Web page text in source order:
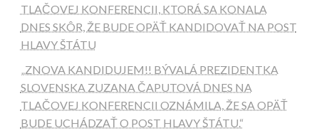
TLAČOVEJ KONFERENCII, KTORÁ SA KONALA
DNES SKÔR, ŽE BUDE OPÄŤ KANDIDOVAŤ NA POST
HLAVY ŠTÁTU
„ZNOVA KANDIDUJEM!! BÝVALÁ PREZIDENTKA
SLOVENSKA ZUZANA ČAPUTOVÁ DNES NA
TLAČOVEJ KONFERENCII OZNÁMILA, ŽE SA OPÄŤ
BUDE UCHÁDZAŤ O POST HLAVY ŠTÁTU.“